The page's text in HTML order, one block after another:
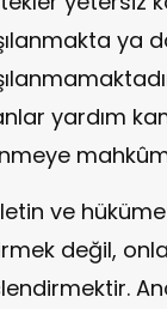
ya
yardım
ve
değil,